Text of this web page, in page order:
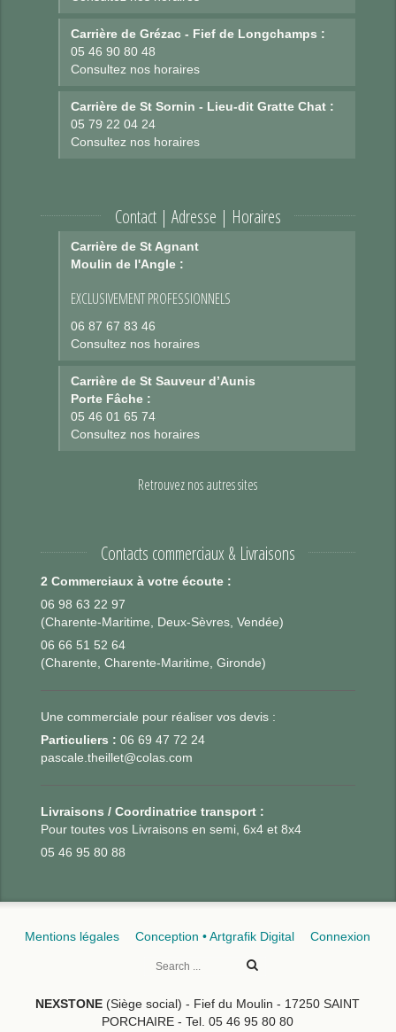
Carrière de Grézac - Fief de Longchamps :
05 46 90 80 48
Consultez nos horaires
Carrière de St Sornin - Lieu-dit Gratte Chat :
05 79 22 04 24
Consultez nos horaires
Contact | Adresse | Horaires
Carrière de St Agnant
Moulin de l'Angle :
EXCLUSIVEMENT PROFESSIONNELS
06 87 67 83 46
Consultez nos horaires
Carrière de St Sauveur d’Aunis
Porte Fâche :
05 46 01 65 74
Consultez nos horaires
Retrouvez nos autres sites
Contacts commerciaux & Livraisons
2 Commerciaux à votre écoute :
06 98 63 22 97
(Charente-Maritime, Deux-Sèvres, Vendée)
06 66 51 52 64
(Charente, Charente-Maritime, Gironde)
Une commerciale pour réaliser vos devis :
Particuliers : 06 69 47 72 24
pascale.theillet@colas.com
Livraisons / Coordinatrice transport :
Pour toutes vos Livraisons en semi, 6x4 et 8x4
05 46 95 80 88
Mentions légales Conception • Artgrafik Digital Connexion
NEXSTONE (Siège social) - Fief du Moulin - 17250 SAINT
PORCHAIRE - Tel. 05 46 95 80 80